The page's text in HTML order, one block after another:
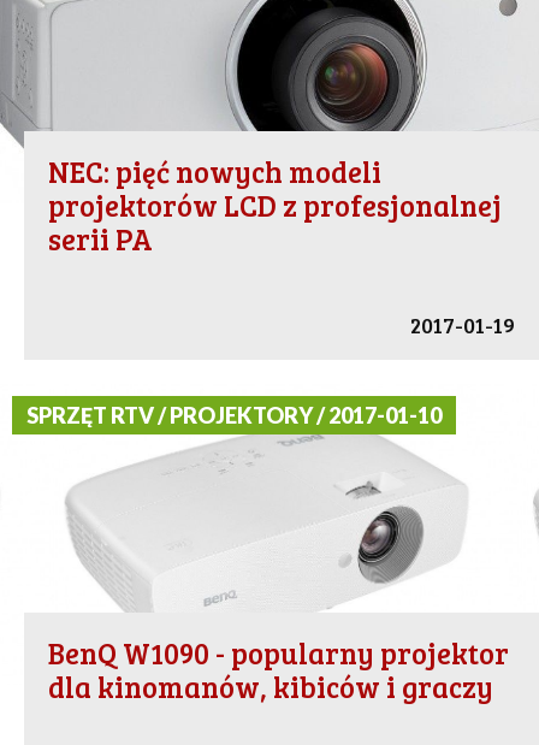
NEC: pięć nowych modeli
projektorów LCD z profesjonalnej
serii PA
2017-01-19
SPRZĘT RTV / PROJEKTORY / 2017-01-10
BenQ W1090 - popularny projektor
dla kinomanów, kibiców i graczy